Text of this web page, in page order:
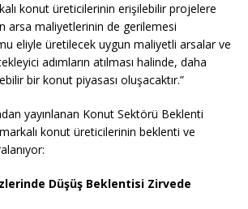
konut üreticilerinin erişilebilir projelere
arsa maliyetlerinin de gerilemesi
eliyle üretilecek uygun maliyetli arsalar ve
adımların atılması halinde, daha
bir konut piyasası oluşacaktır.”
yayınlanan Konut Sektörü Beklenti
konut üreticilerinin beklenti ve
Düşüş Beklentisi Zirvede